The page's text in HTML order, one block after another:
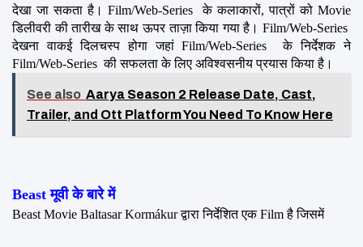
देखा जा सकता है। Film/Web-Series  के कलाकारों, पात्रों को Movie
डिलीवरी की तारीख के साथ ऊपर ताज़ा किया गया है। Film/Web-Series
देखना वाकई दिलचस्प होगा जहां Film/Web-Series  के निर्देशक ने
Film/Web-Series  की सफलता के लिए अविश्वसनीय प्रयास किया है।
See also Aarya Season 2 Release Date, Cast,
Trailer, and Ott Platform You Need To Know Here
Beast मूवी के बारे में
Beast Movie Baltasar Kormákur द्वारा निर्देशित एक Film है जिसमें